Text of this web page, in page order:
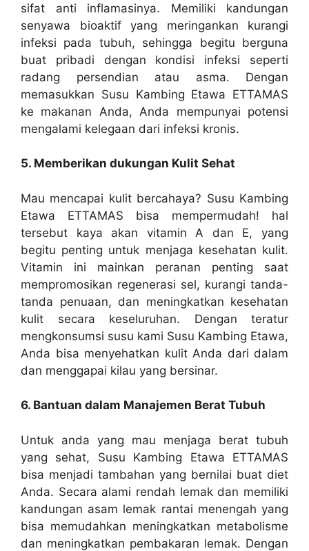
sifat anti inflamasinya. Memiliki kandungan
senyawa bioaktif yang meringankan kurangi
infeksi pada tubuh, sehingga begitu berguna
buat pribadi dengan kondisi infeksi seperti
radang persendian atau asma. Dengan
memasukkan Susu Kambing Etawa ETTAMAS
ke makanan Anda, Anda mempunyai potensi
mengalami kelegaan dari infeksi kronis.
5. Memberikan dukungan Kulit Sehat
Mau mencapai kulit bercahaya? Susu Kambing
Etawa ETTAMAS bisa mempermudah! hal
tersebut kaya akan vitamin A dan E, yang
begitu penting untuk menjaga kesehatan kulit.
Vitamin ini mainkan peranan penting saat
mempromosikan regenerasi sel, kurangi tanda-
tanda penuaan, dan meningkatkan kesehatan
kulit secara keseluruhan. Dengan teratur
mengkonsumsi susu kami Susu Kambing Etawa,
Anda bisa menyehatkan kulit Anda dari dalam
dan menggapai kilau yang bersinar.
6. Bantuan dalam Manajemen Berat Tubuh
Untuk anda yang mau menjaga berat tubuh
yang sehat, Susu Kambing Etawa ETTAMAS
bisa menjadi tambahan yang bernilai buat diet
Anda. Secara alami rendah lemak dan memiliki
kandungan asam lemak rantai menengah yang
bisa memudahkan meningkatkan metabolisme
dan meningkatkan pembakaran lemak. Dengan